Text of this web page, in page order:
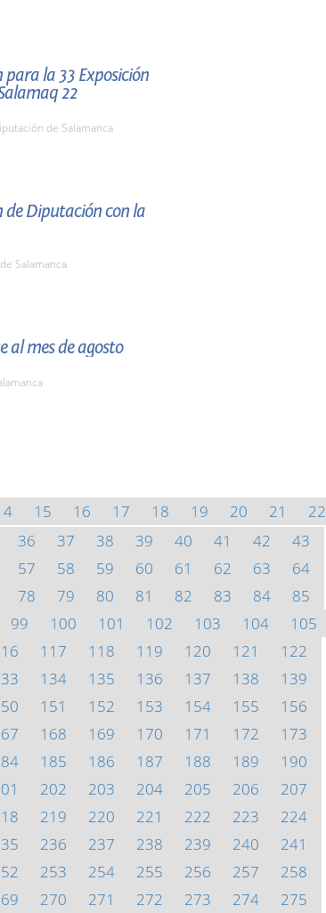
la 33 Exposición
22
de Salamanca
de Diputación con la
Salamanca
al mes de agosto
15 16 17 18 19 20 21
22
36 37 38 39 40 41 42
43
57 58 59 60 61 62 63
64
78 79 80 81 82 83 84
85
99 100 101 102 103 104
105
117 118 119 120 121
122
134 135 136 137 138
139
151 152 153 154 155
156
168 169 170 171 172
173
185 186 187 188 189
190
202 203 204 205 206
207
219 220 221 222 223
224
236 237 238 239 240
241
253 254 255 256 257
258
270 271 272 273 274 275